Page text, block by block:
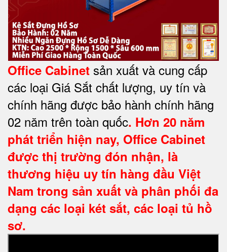
Office Cabinet sản xuất và cung cấp
các loại Giá Sắt chất lượng, uy tín và
chính hãng được bảo hành chính hãng
02 năm trên toàn quốc. Hơn 20 năm
phát triển hiện nay, Office Cabinet
được thị trường đón nhận, là
thương hiệu uy tín hàng đầu Việt
Nam trong sản xuất và phân phối đa
dạng các loại két sắt, các loại tủ hồ
sơ.